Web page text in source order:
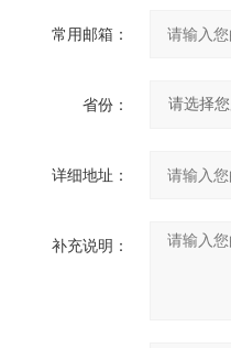
常用邮箱：
省份：
详细地址：
补充说明：